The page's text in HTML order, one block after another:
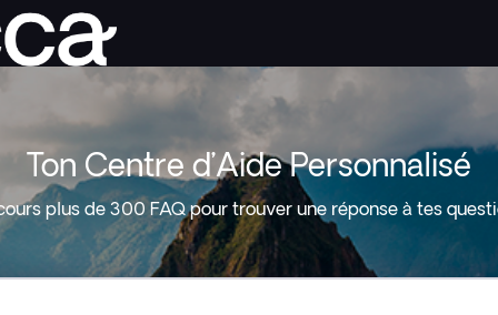
Ton Centre d’Aide Personnalisé
plus de 300 FAQ pour trouver une réponse à tes